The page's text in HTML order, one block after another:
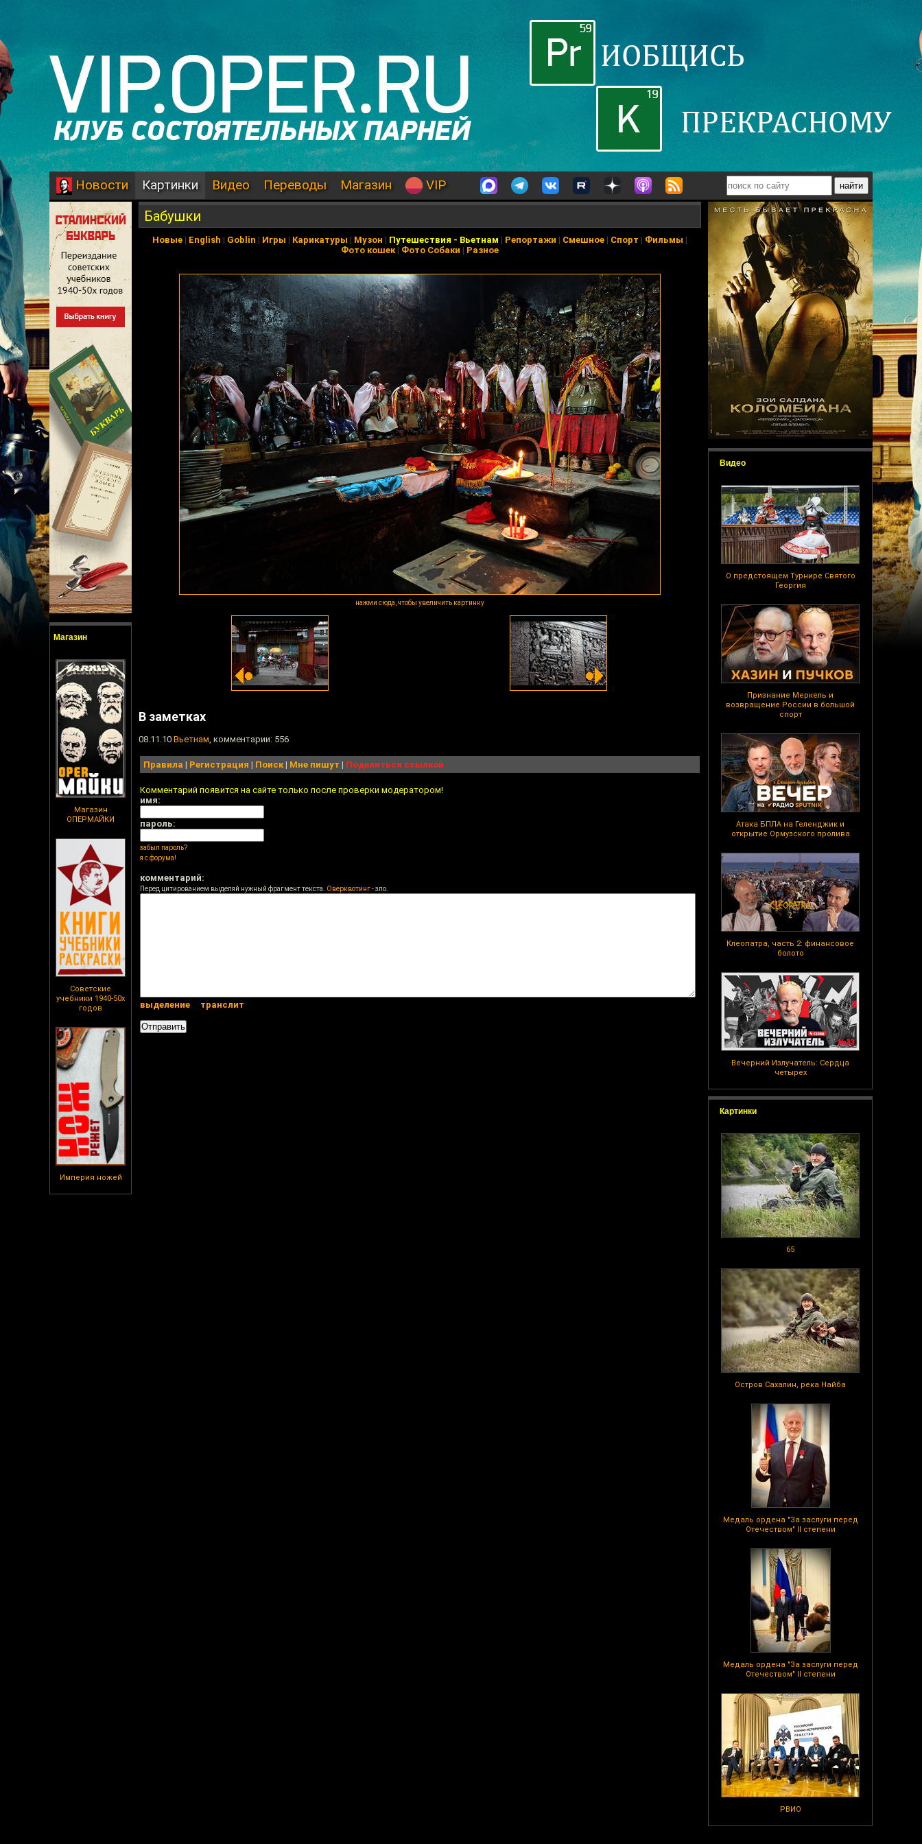
Новости Картинки Видео Переводы Магазин VIP
Магазин
Магазин
ОПЕРМАЙКИ
Советские
учебники 1940-50х
годов
Империя ножей
Видео
О предстоящем Турнире Святого
Георгия
Признание Меркель и
возвращение России в большой
спорт
Атака БПЛА на Геленджик и
открытие Ормузского пролива
Клеопатра, часть 2: финансовое
болото
Вечерний Излучатель: Сердца
четырех
Картинки
65
Остров Сахалин, река Найба
Медаль ордена "За заслуги перед
Отечеством" II степени
Медаль ордена "За заслуги перед
Отечеством" II степени
РВИО
Бабушки
Новые | English | Goblin | Игры | Карикатуры | Музон | Путешествия - Вьетнам | Репортажи | Смешное | Спорт | Фильмы |
Фото кошек| Фото Собаки | Разное
нажми сюда, чтобы увеличить картинку
В заметках
08.11.10 Вьетнам, комментарии: 556
Правила | Регистрация | Поиск| Мне пишут | Поделиться ссылкой
Комментарий появится на сайте только после проверки модератором!
имя:
пароль:
забыл пароль?
я с форума!
комментарий:
Перед цитированием выделяй нужный фрагмент текста. Оверквотинг- зло.
выделение транслит